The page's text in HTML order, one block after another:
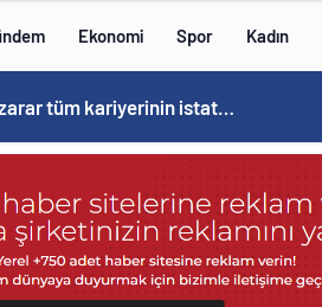
Ekonomi Spor Kadın
Cristiano Ronaldo’nun akıllara zarar tüm kariyerinin istatistiğini çıkardık !